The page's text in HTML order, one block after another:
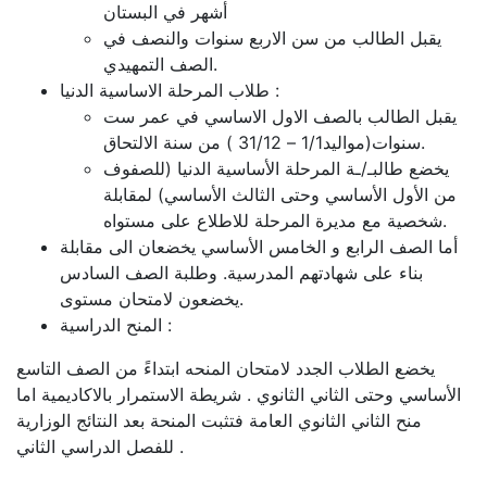
أشهر في البستان
يقبل الطالب من سن الاربع سنوات والنصف في
الصف التمهيدي.
طلاب المرحلة الاساسية الدنيا :
يقبل الطالب بالصف الاول الاساسي في عمر ست
سنوات(مواليد1/1 – 31/12 ) من سنة الالتحاق.
يخضع طالبـ/ـة المرحلة الأساسية الدنيا (للصفوف
من الأول الأساسي وحتى الثالث الأساسي) لمقابلة
شخصية مع مديرة المرحلة للاطلاع على مستواه.
أما الصف الرابع و الخامس الأساسي يخضعان الى مقابلة
بناء على شهادتهم المدرسية. وطلبة الصف السادس
يخضعون لامتحان مستوى.
المنح الدراسية :
يخضع الطلاب الجدد لامتحان المنحه ابتداءً من الصف التاسع
الأساسي وحتى الثاني الثانوي . شريطة الاستمرار بالاكاديمية اما
منح الثاني الثانوي العامة فتثبت المنحة بعد النتائج الوزارية
للفصل الدراسي الثاني .